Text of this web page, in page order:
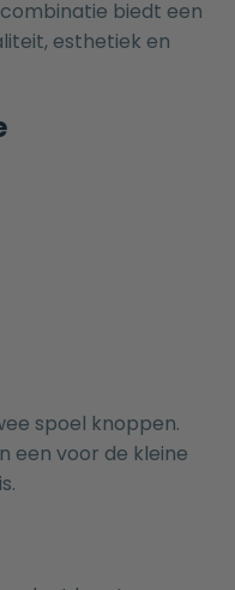
biedt een
esthetiek en
spoel knoppen.
een voor de kleine